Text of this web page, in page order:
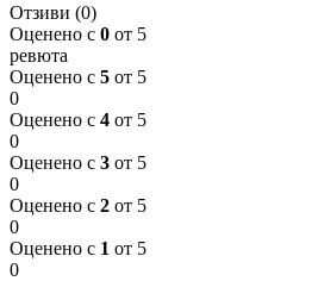
Отзиви (0)
Оценено с 0 от 5
ревюта
Оценено с 5 от 5
0
Оценено с 4 от 5
0
Оценено с 3 от 5
0
Оценено с 2 от 5
0
Оценено с 1 от 5
0